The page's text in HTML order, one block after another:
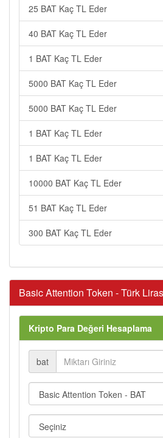
25 BAT Kaç TL Eder
40 BAT Kaç TL Eder
1 BAT Kaç TL Eder
5000 BAT Kaç TL Eder
5000 BAT Kaç TL Eder
1 BAT Kaç TL Eder
1 BAT Kaç TL Eder
10000 BAT Kaç TL Eder
51 BAT Kaç TL Eder
300 BAT Kaç TL Eder
Basic Attention Token - Türk
Kripto Para Değeri Hesaplama
bat